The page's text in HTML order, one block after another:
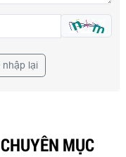
nhập lại
MỤC